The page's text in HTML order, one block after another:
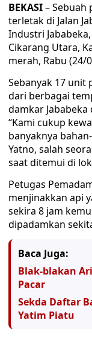
BEKASI– Sebuah
terletak di Jalan
Industri
Cikarang Utara,
merah, Rabu (24/
Sebanyak 17 unit
dari berbagai
damkar
“Kami cukup
banyaknya
Yatno, salah
saat ditemui di
Petugas
menjinakkan api
sekira 8 jam
dipadamkan
Baca Juga:
Blak-blakan
Pacar
Sekda Daftar
Yatim Piatu